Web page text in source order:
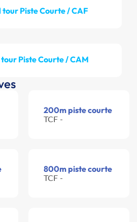
tour Piste Courte / CAF
tour Piste Courte / CAM
200m piste courte
TCF -
800m piste courte
TCF -